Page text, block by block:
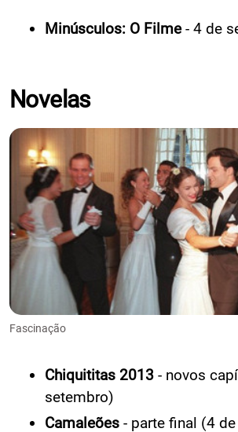
Minúsculos: O Filme- 4 de
Novelas
Fascinação
Chiquititas 2013 - novos
setembro)
Camaleões - parte final (4